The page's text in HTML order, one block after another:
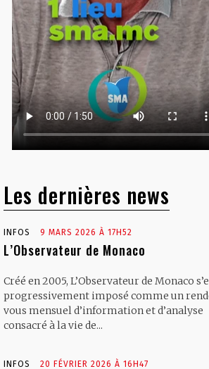
Les dernières news
INFOS 9 MARS 2026 À 17H52
L’Observateur de Monaco
Créé en 2005, L’Observateur de Monaco
progressivement imposé comme un
vous mensuel d’information et d’analyse
consacré à la vie de...
INFOS 20 FÉVRIER 2026 À 16H47